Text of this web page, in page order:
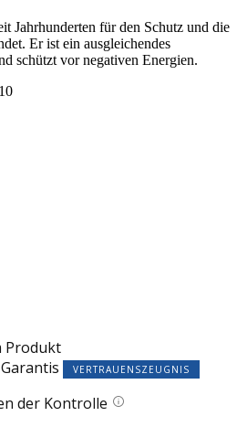
Jahrhunderten für den Schutz und die
Er ist ein ausgleichendes
schützt vor negativen Energien.
Produkt
VERTRAUENSZEUGNIS
der Kontrolle